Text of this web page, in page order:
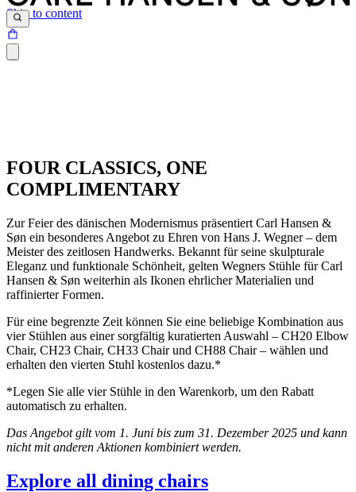
Skip to content
FOUR CLASSICS, ONE
COMPLIMENTARY
Zur Feier des dänischen Modernismus präsentiert Carl Hansen &
Søn ein besonderes Angebot zu Ehren von Hans J. Wegner – dem
Meister des zeitlosen Handwerks. Bekannt für seine skulpturale
Eleganz und funktionale Schönheit, gelten Wegners Stühle für Carl
Hansen & Søn weiterhin als Ikonen ehrlicher Materialien und
raffinierter Formen.
Für eine begrenzte Zeit können Sie eine beliebige Kombination aus
vier Stühlen aus einer sorgfältig kuratierten Auswahl – CH20 Elbow
Chair, CH23 Chair, CH33 Chair und CH88 Chair – wählen und
erhalten den vierten Stuhl kostenlos dazu.*
*Legen Sie alle vier Stühle in den Warenkorb, um den Rabatt
automatisch zu erhalten.
Das Angebot gilt vom 1. Juni bis zum 31. Dezember 2025 und kann
nicht mit anderen Aktionen kombiniert werden.
Explore all dining chairs